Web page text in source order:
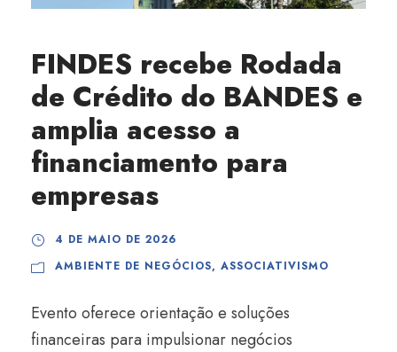
FINDES recebe Rodada
de Crédito do BANDES e
amplia acesso a
financiamento para
empresas
4 DE MAIO DE 2026
AMBIENTE DE NEGÓCIOS, ASSOCIATIVISMO
Evento oferece orientação e soluções
financeiras para impulsionar negócios